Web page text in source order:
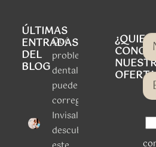
ÚLTIMAS
ENTRADAS
DEL
BLOG
Qué
problemas
dentales
puede
corregir
Invisalign:
descubre si